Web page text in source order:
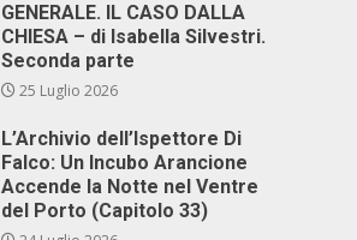
GENERALE. IL CASO DALLA
CHIESA – di Isabella Silvestri.
Seconda parte
25 Luglio 2026
L’Archivio dell’Ispettore Di
Falco: Un Incubo Arancione
Accende la Notte nel Ventre
del Porto (Capitolo 33)